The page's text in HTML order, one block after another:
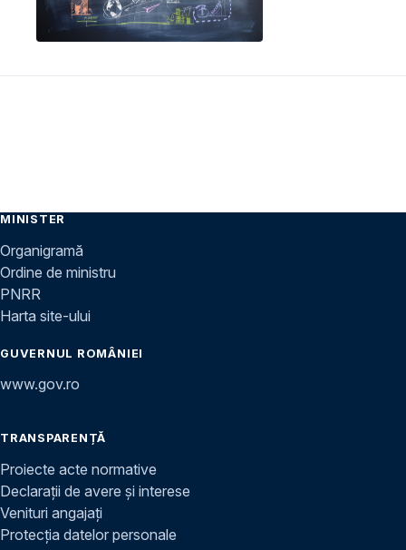
MINISTER
Organigramă
Ordine de ministru
PNRR
Harta site-ului
GUVERNUL ROMÂNIEI
www.gov.ro
TRANSPARENȚĂ
Proiecte acte normative
Declarații de avere și interese
Venituri angajați
Protecția datelor personale